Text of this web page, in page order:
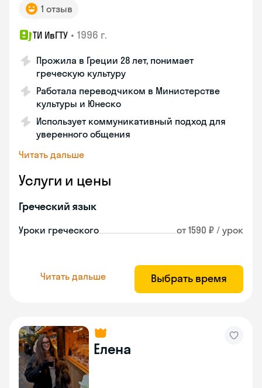
1 отзыв
ТИ ИвГТУ • 1996 г.
Прожила в Греции 28 лет, понимает
греческую культуру
Работала переводчиком в Министерстве
культуры и Юнеско
Использует коммуникативный подход для
уверенного общения
Читать дальше
Услуги и цены
Греческий язык
Уроки греческого от 1590 ₽ / урок
Читать дальше Выбрать время
Елена